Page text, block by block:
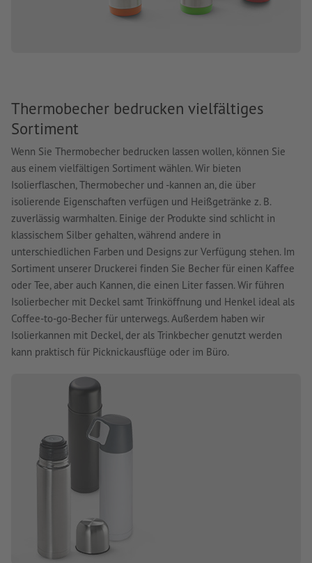
Thermobecher bedrucken vielfältiges
Sortiment
Wenn Sie Thermobecher bedrucken lassen wollen, können Sie
aus einem vielfältigen Sortiment wählen. Wir bieten
Isolierflaschen, Thermobecher und -kannen an, die über
isolierende Eigenschaften verfügen und Heißgetränke z. B.
zuverlässig warmhalten. Einige der Produkte sind schlicht in
klassischem Silber gehalten, während andere in
unterschiedlichen Farben und Designs zur Verfügung stehen. Im
Sortiment unserer Druckerei finden Sie Becher für einen Kaffee
oder Tee, aber auch Kannen, die einen Liter fassen. Wir führen
Isolierbecher mit Deckel samt Trinköffnung und Henkel ideal als
Coffee-to-go-Becher für unterwegs. Außerdem haben wir
Isolierkannen mit Deckel, der als Trinkbecher genutzt werden
kann praktisch für Picknickausflüge oder im Büro.